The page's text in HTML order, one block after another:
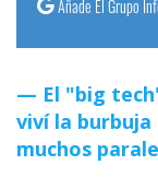
Añade El Grupo
El "big
viví la burbuja
muchos